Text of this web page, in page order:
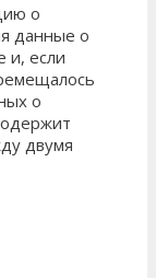
о
данные о
и, если
о
двумя